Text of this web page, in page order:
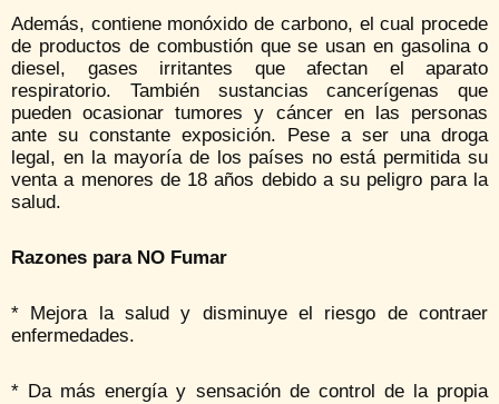
Además, contiene monóxido de carbono, el cual procede
de productos de combustión que se usan en gasolina o
diesel, gases irritantes que afectan el aparato
respiratorio. También sustancias cancerígenas que
pueden ocasionar tumores y cáncer en las personas
ante su constante exposición. Pese a ser una droga
legal, en la mayoría de los países no está permitida su
venta a menores de 18 años debido a su peligro para la
salud.
Razones para NO Fumar
* Mejora la salud y disminuye el riesgo de contraer
enfermedades.
* Da más energía y sensación de control de la propia